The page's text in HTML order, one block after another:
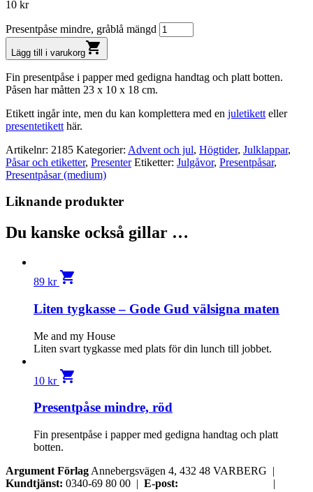
10 kr
Presentpåse mindre, gråblå mängd
Lägg till i varukorgshopping_cart
Fin presentpåse i papper med gedigna handtag och platt botten.
Påsen har måtten 23 x 10 x 18 cm.
Etikett ingår inte, men du kan komplettera med en juletikett eller
presentetikett här.
Artikelnr: 2185 Kategorier: Advent och jul, Högtider, Julklappar,
Påsar och etiketter, Presenter Etiketter: Julgåvor, Presentpåsar,
Presentpåsar (medium)
Liknande produkter
Du kanske också gillar …
89 kr shopping_cart
Liten tygkasse – Gode Gud välsigna maten
Me and my House
Liten svart tygkasse med plats för din lunch till jobbet.
10 kr shopping_cart
Presentpåse mindre, röd
Fin presentpåse i papper med gedigna handtag och platt
botten.
Argument Förlag Annebergsvägen 4, 432 48 VARBERG |
Kundtjänst: 0340-69 80 00 | E-post:
|